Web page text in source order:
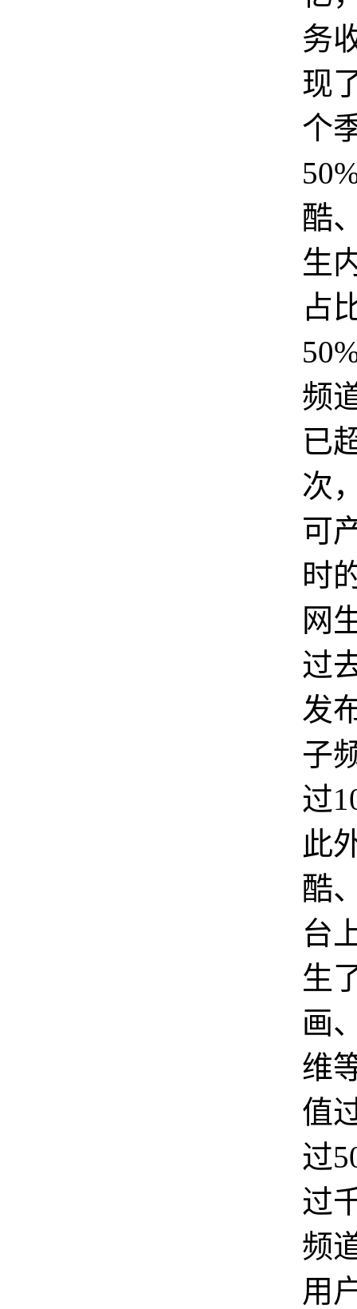
务
现
个
酷
生
占
频
已
次
可
时
网
过
发
子
过
此
酷
台
生
画
维
值
过
过
频
用